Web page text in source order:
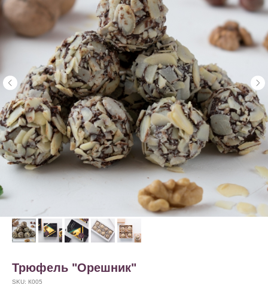
Трюфель "Орешник"
SKU: К005